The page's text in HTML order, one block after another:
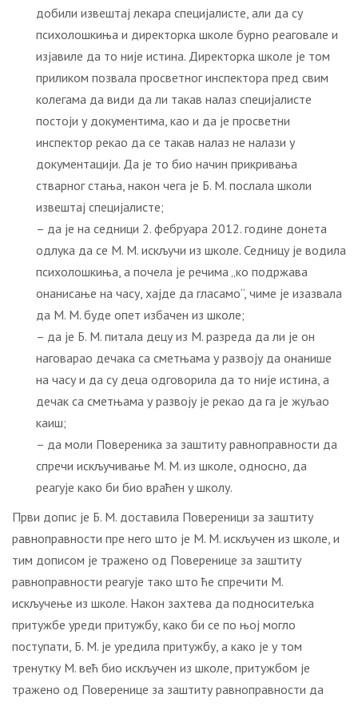
добили извештај лекара специјалисте, али да су
психолошкиња и директорка школе бурно реаговале и
изјавиле да то није истина. Директорка школе је том
приликом позвала просветног инспектора пред свим
колегама да види да ли такав налаз специјалисте
постоји у документима, као и да је просветни
инспектор рекао да се такав налаз не налази у
документацији. Да је то био начин прикривања
стварног стања, након чега је Б. М. послала школи
извештај специјалисте;
– да је на седници 2. фебруара 2012. године донета
одлука да се М. М. искључи из школе. Седницу је водила
психолошкиња, а почела је речима „ко подржава
онанисање на часу, хајде да гласамо“, чиме је изазвала
да М. М. буде опет избачен из школе;
– да је Б. М. питала децу из М. разреда да ли је он
наговарао дечака са сметњама у развоју да онанише
на часу и да су деца одговорила да то није истина, а
дечак са сметњама у развоју је рекао да га је жуљао
каиш;
– да моли Повереника за заштиту равноправности да
спречи искључивање М. М. из школе, односно, да
реагује како би био враћен у школу.
Први допис је Б. М. доставила Повереници за заштиту
равноправности пре него што је М. М. искључен из школе, и
тим дописом је тражено од Поверенице за заштиту
равноправности реагује тако што ће спречити М.
искључење из школе. Након захтева да подноситељка
притужбе уреди притужбу, како би се по њој могло
поступати, Б. М. је уредила притужбу, а како је у том
тренутку М. већ био искључен из школе, притужбом је
тражено од Поверенице за заштиту равноправности да